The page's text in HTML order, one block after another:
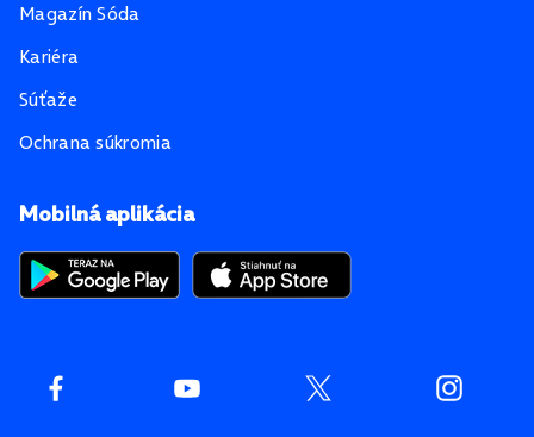
Mobilná aplikácia
Magazín Sóda
Kariéra
Súťaže
Ochrana súkromia